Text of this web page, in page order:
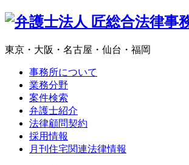
東京・大阪・名古屋・仙台・福岡
事務所について
業務分野
案件検索
弁護士紹介
法律顧問契約
採用情報
月刊住宅関連法律情報